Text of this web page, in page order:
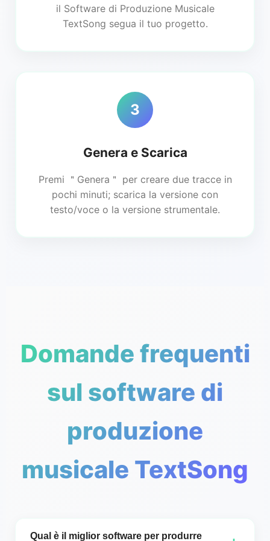
il Software di Produzione Musicale
TextSong segua il tuo progetto.
3
Genera e Scarica
Premi ＂Genera＂ per creare due tracce in
pochi minuti; scarica la versione con
testo/voce o la versione strumentale.
Domande frequenti
sul software di
produzione
musicale TextSong
Qual è il miglior software per produrre